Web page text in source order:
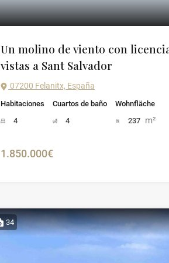
Un molino de viento con
vistas a Sant Salvador
07200 Felanitx, España
Habitaciones
4
Cuartos de baño
4
Wohnfläche
237 m²
1.850.000€
34